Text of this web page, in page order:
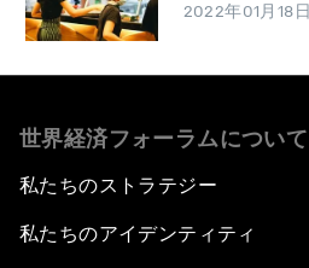
2022年01月18日
世界経済フォーラムについて
私たちのストラテジー
私たちのアイデンティティ